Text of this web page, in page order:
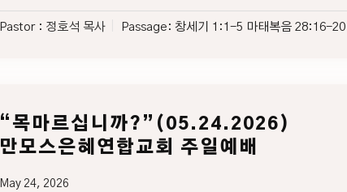
Pastor : 정호석 목사 Passage: 창세기 1:1-5 마태복음 28:16-20
“목마르십니까?”(05.24.2026)
만모스은혜연합교회 주일예배
May 24, 2026